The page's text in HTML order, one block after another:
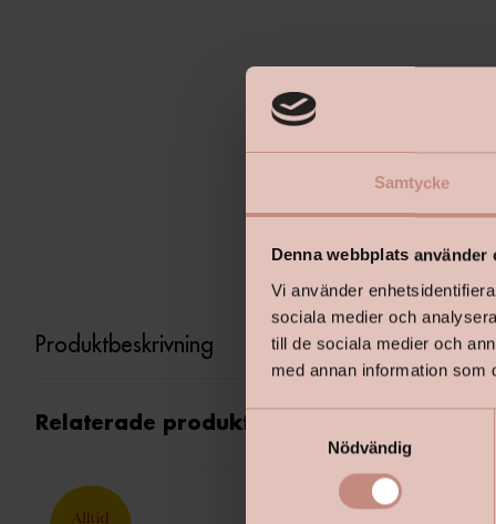
Samtycke
Denna webbplats använder
Vi använder
sociala medier och
till de sociala medier och
med annan information som
S
Nödvändig
Produktbeskrivning
Relaterade produkter